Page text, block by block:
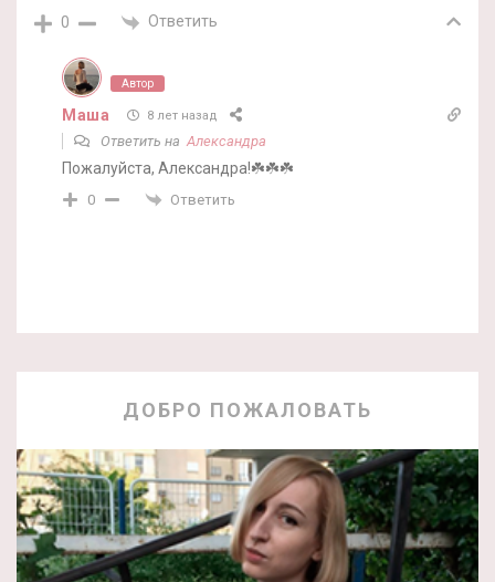
0 Ответить
Автор
Маша 8 лет назад
Ответить на Александра
Пожалуйста, Александра!☘️☘️☘️
0 Ответить
ДОБРО ПОЖАЛОВАТЬ